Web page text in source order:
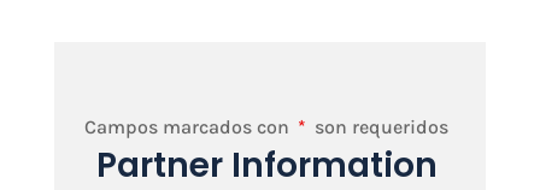
Campos marcados con * son requeridos
Partner Information